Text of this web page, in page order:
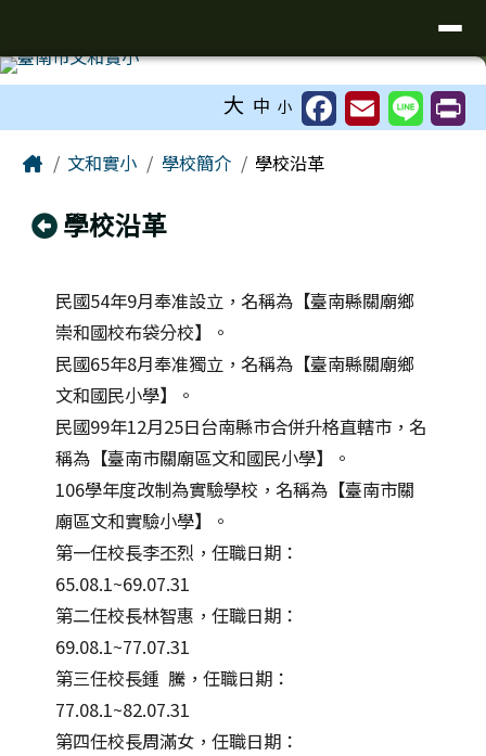
大 中 小
Home文和實小 學校簡介 學校沿革
回上頁
學校沿革
民國54年9月奉准設立，名稱為【臺南縣關廟鄉
崇和國校布袋分校】。
民國65年8月奉准獨立，名稱為【臺南縣關廟鄉
文和國民小學】。
民國99年12月25日台南縣市合併升格直轄市，名
稱為【臺南市關廟區文和國民小學】。
106學年度改制為實驗學校，名稱為【臺南市關
廟區文和實驗小學】。
第一任校長李丕烈，任職日期：
65.08.1~69.07.31
第二任校長林智惠，任職日期：
69.08.1~77.07.31
第三任校長鍾 騰，任職日期：
77.08.1~82.07.31
第四任校長周滿女，任職日期：